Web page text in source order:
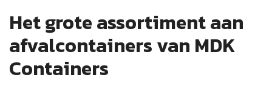
Het grote assortiment aan
afvalcontainers van MDK
Containers